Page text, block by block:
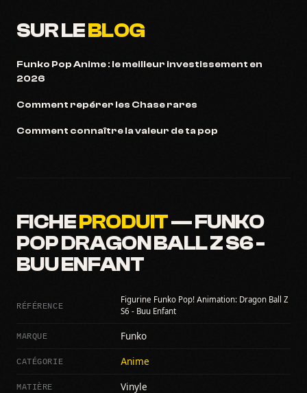
SUR LEBLOG
Funko Pop Anime : le meilleur investissement en
2026
Comment repérer les Chase rares
Comment connaître la valeur de ta pop
FICHEPRODUIT— FUNKO
POP DRAGON BALL Z S6 -
BUU ENFANT
RÉFÉRENCE
Figurine Funko Pop! Animation: Dragon Ball Z
S6 - Buu Enfant
MARQUE Funko
CATÉGORIE Anime
MATIÈRE Vinyle